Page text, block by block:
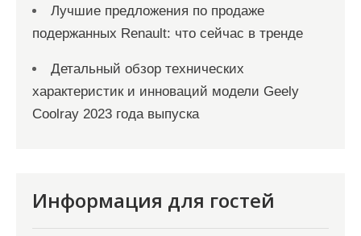
Лучшие предложения по продаже
подержанных Renault: что сейчас в тренде
Детальный обзор технических
характеристик и инноваций модели Geely
Coolray 2023 года выпуска
Информация для гостей